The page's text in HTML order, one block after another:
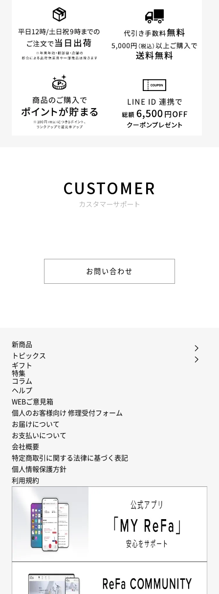
CUSTOMER
カスタマーサポート
お問い合わせ
新商品
トピックス
ギフト
特集
コラム
ヘルプ
WEBご意見箱
個人のお客様向け 修理受付フォーム
お届けについて
お支払いについて
会社概要
特定商取引に関する法律に基づく表記
個人情報保護方針
利用規約